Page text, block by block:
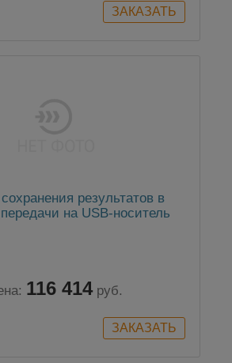
результатов в
на USB-носитель
116 414 руб.